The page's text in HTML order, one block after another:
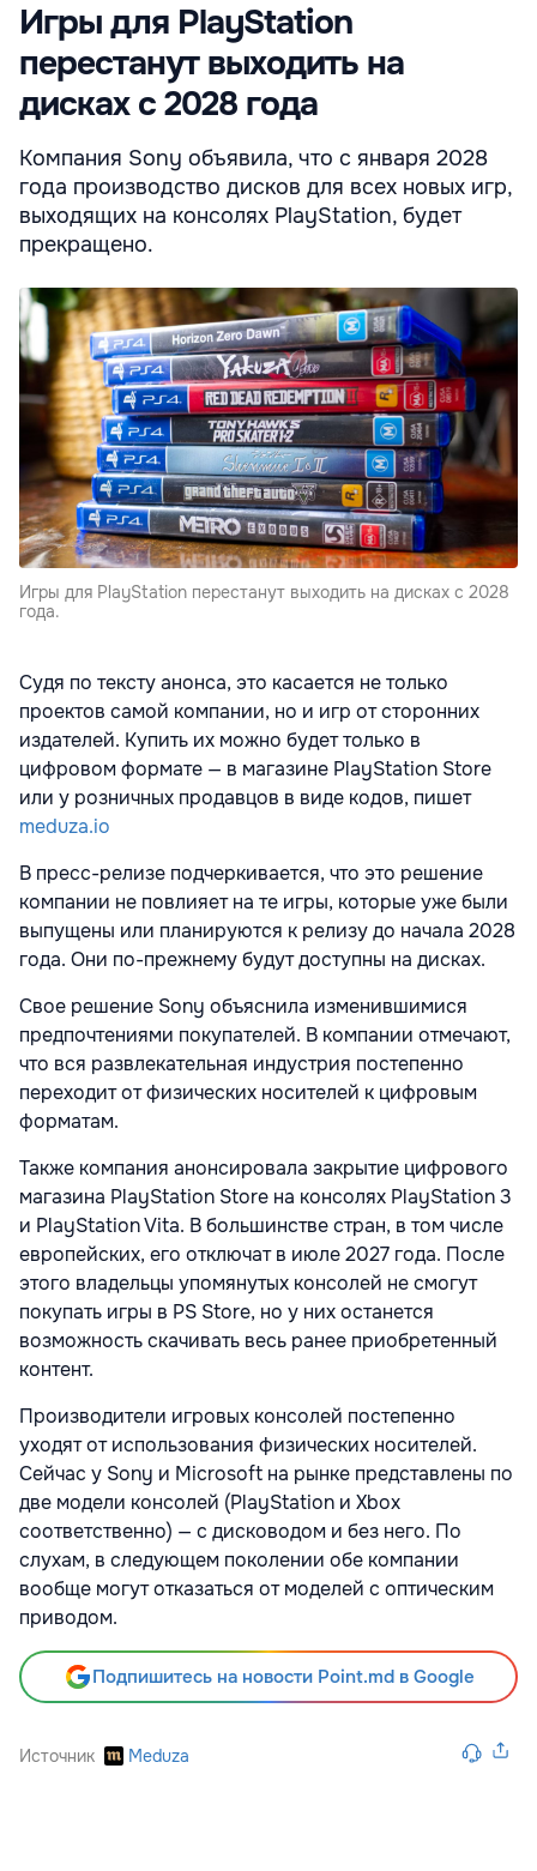
Игры для PlayStation
перестанут выходить на
дисках с 2028 года
Компания Sony объявила, что с января 2028
года производство дисков для всех новых игр,
выходящих на консолях PlayStation, будет
прекращено.
Игры для PlayStation перестанут выходить на дисках с 2028
года.
Судя по тексту анонса, это касается не только
проектов самой компании, но и игр от сторонних
издателей. Купить их можно будет только в
цифровом формате — в магазине PlayStation Store
или у розничных продавцов в виде кодов, пишет
meduza.io
В пресс-релизе подчеркивается, что это решение
компании не повлияет на те игры, которые уже были
выпущены или планируются к релизу до начала 2028
года. Они по-прежнему будут доступны на дисках.
Свое решение Sony объяснила изменившимися
предпочтениями покупателей. В компании отмечают,
что вся развлекательная индустрия постепенно
переходит от физических носителей к цифровым
форматам.
Также компания анонсировала закрытие цифрового
магазина PlayStation Store на консолях PlayStation 3
и PlayStation Vita. В большинстве стран, в том числе
европейских, его отключат в июле 2027 года. После
этого владельцы упомянутых консолей не смогут
покупать игры в PS Store, но у них останется
возможность скачивать весь ранее приобретенный
контент.
Производители игровых консолей постепенно
уходят от использования физических носителей.
Сейчас у Sony и Microsoft на рынке представлены по
две модели консолей (PlayStation и Xbox
соответственно) — с дисководом и без него. По
слухам, в следующем поколении обе компании
вообще могут отказаться от моделей с оптическим
приводом.
Подпишитесь на новости Point.md в Google
Источник Meduza